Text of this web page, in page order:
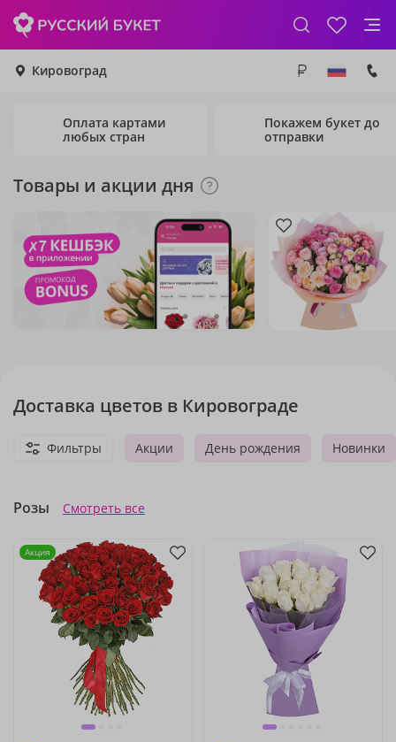
Кировоград
Оплата картами
любых стран
Покажем букет до
отправки
Товары и акции дня
Доставка цветов в Кировограде
Акции День рождения Новинки
Фильтры
Розы Смотреть все
Акция